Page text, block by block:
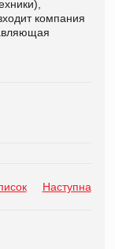
компания
Наступна